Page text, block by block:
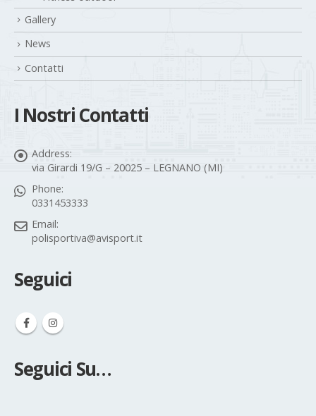
Gallery
News
Contatti
I Nostri Contatti
via Girardi 19/G – 20025 – LEGNANO (MI)
0331453333
polisportiva@avisport.it
Seguici
Seguici Su…